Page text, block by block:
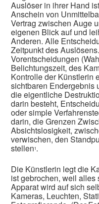
Auslöser in ihrer Hand
Anschein von
Vertrag zwischen Auge
eigenen Blick auf und
Anderen. Alle
Zeitpunkt des
Vorentscheidungen
Belichtungszeit, des
Kontrolle der Künstlerin
sichtbaren Endergebnis
die eigentliche
darin besteht,
oder simple
darin, die Grenzen
Absichtslosigkeit,
verwischen, den
stellen1.
Die Künstlerin legt die
ist gebrochen, weil alles
Apparat wird auf sich
Kameras, Leuchten,